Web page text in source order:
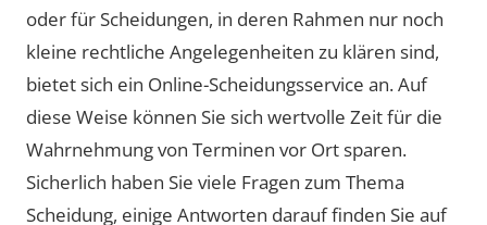
oder für Scheidungen, in deren Rahmen nur noch
kleine rechtliche Angelegenheiten zu klären sind,
bietet sich ein Online-Scheidungsservice an. Auf
diese Weise können Sie sich wertvolle Zeit für die
Wahrnehmung von Terminen vor Ort sparen.
Sicherlich haben Sie viele Fragen zum Thema
Scheidung, einige Antworten darauf finden Sie auf